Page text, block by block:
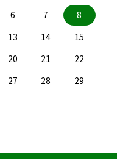
6 7
8
13 14
15
20 21
22
27 28
29